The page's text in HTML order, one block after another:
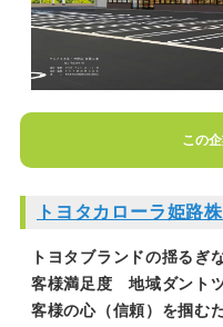
この
トヨタカローラ姫路
トヨタブランドの揺るぎ
客様満足度 地域ダント
客様の心（信頼）を掴む